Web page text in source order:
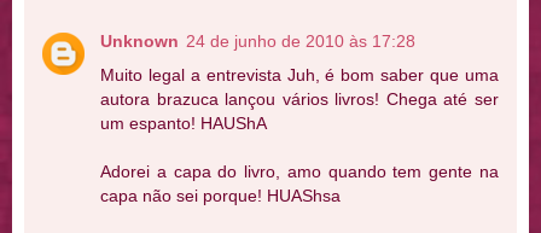
Unknown 24 de junho de 2010 às 17:28
Muito legal a entrevista Juh, é bom saber que uma
autora brazuca lançou vários livros! Chega até ser
um espanto! HAUShA
Adorei a capa do livro, amo quando tem gente na
capa não sei porque! HUAShsa